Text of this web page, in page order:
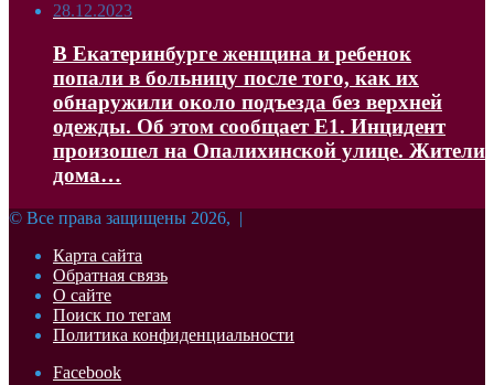
28.12.2023
В Екатеринбурге женщина и ребенок
попали в больницу после того, как их
обнаружили около подъезда без верхней
одежды. Об этом сообщает Е1. Инцидент
произошел на Опалихинской улице. Жители
дома…
© Все права защищены 2026, |
Карта сайта
Обратная связь
О сайте
Поиск по тегам
Политика конфиденциальности
Facebook